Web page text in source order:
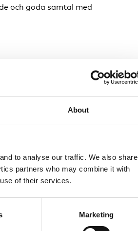
About
to analyse our traffic. We also share
partners who may combine it with
of their services.
Marketing
och goda samtal med